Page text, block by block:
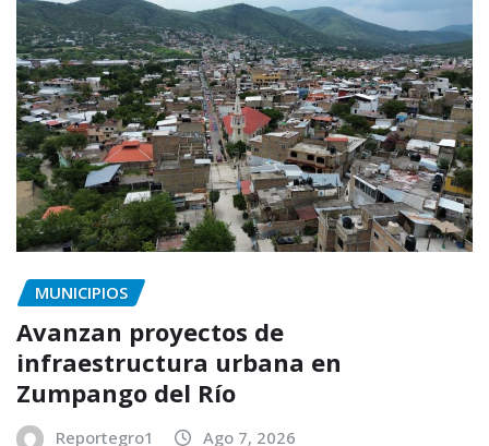
MUNICIPIOS
Avanzan proyectos de
infraestructura urbana en
Zumpango del Río
Reportegro1 Ago 7, 2026